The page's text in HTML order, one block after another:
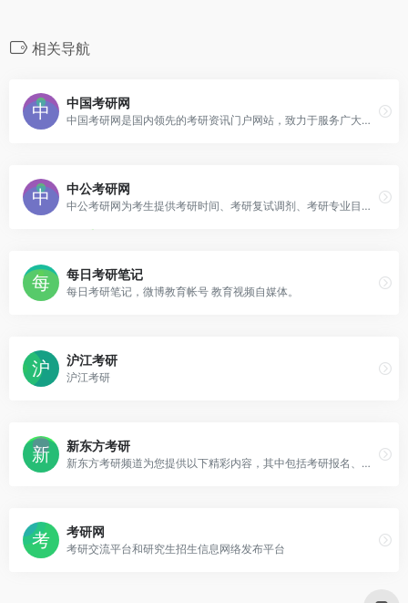
相关导航
中国考研网
中国考研网是国内领先的考研资讯门户网站，致力于服务广大考生，是研究生招生信息的发布平台。
中公考研网
中公考研网为考生提供考研时间、考研复试调剂、考研专业目录及各科复习资料等信息。中公考研集面授考研培训辅导班、考研网络课程服务于一体的，全国31家直营分部,600+全职师资,助考生提升考研应试能力,考研辅导就上中公考研网。
每日考研笔记
每日考研笔记，微博教育帐号 教育视频自媒体。
沪江考研
沪江考研
新东方考研
新东方考研频道为您提供以下精彩内容，其中包括考研报名、考研信息、考研真题、考研时间、考研大纲、考研调剂以及考研复试，更多内容，请您及时关注新东方考研网。
考研网
考研交流平台和研究生招生信息网络发布平台